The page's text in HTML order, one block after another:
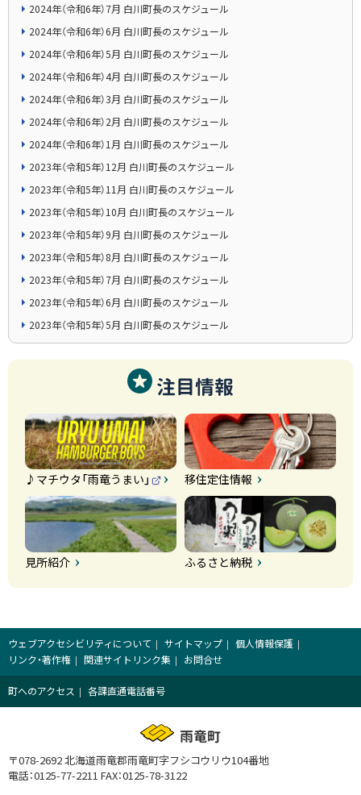
2024年（令和6年）7月 白川町長のスケジュール
2024年（令和6年）6月 白川町長のスケジュール
2024年（令和6年）5月 白川町長のスケジュール
2024年（令和6年）4月 白川町長のスケジュール
2024年（令和6年）3月 白川町長のスケジュール
2024年（令和6年）2月 白川町長のスケジュール
2024年（令和6年）1月 白川町長のスケジュール
2023年（令和5年）12月 白川町長のスケジュール
2023年（令和5年）11月 白川町長のスケジュール
2023年（令和5年）10月 白川町長のスケジュール
2023年（令和5年）9月 白川町長のスケジュール
2023年（令和5年）8月 白川町長のスケジュール
2023年（令和5年）7月 白川町長のスケジュール
2023年（令和5年）6月 白川町長のスケジュール
2023年（令和5年）5月 白川町長のスケジュール
注目情報
♪マチウタ「雨竜うまい」
外
部
サ
イ
ト
移住定住情報
見所紹介 ふるさと納税
ウェブアクセシビリティについて サイトマップ
個人情報保護
リンク・著作権
関連サイトリンク集 お問合せ
町へのアクセス 各課直通電話番号
雨竜町
〒078-2692 北海道雨竜郡雨竜町字フシコウリウ104番地
電話：0125-77-2211 FAX：0125-78-3122